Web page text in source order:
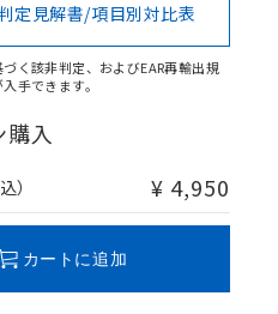
定見解書/項目別対比表
く該非判定、およびEAR再輸出規
手できます。
入
） ¥ 4,950
カートに追加